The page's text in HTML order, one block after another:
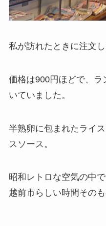
私が訪れたときに注文
価格は900円ほどで、
いていました。
半熟卵に包まれたライ
スソース。
昭和レトロな空気の中
越前市らしい時間そのも